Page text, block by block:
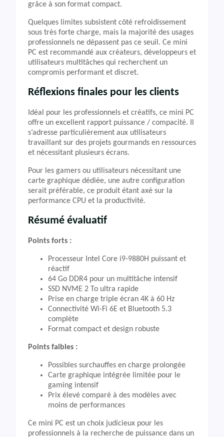
grâce à son format compact.
Quelques limites subsistent côté refroidissement
sous très forte charge, mais la majorité des usages
professionnels ne dépassent pas ce seuil. Ce mini
PC est recommandé aux créateurs, développeurs et
utilisateurs multitâches qui recherchent un
compromis performant et discret.
Réflexions finales pour les clients
Idéal pour les professionnels et créatifs, ce mini PC
offre un excellent rapport puissance / compacité. Il
s’adresse particulièrement aux utilisateurs
travaillant sur des projets gourmands en ressources
et nécessitant plusieurs écrans.
Pour les gamers ou utilisateurs nécessitant une
carte graphique dédiée, une autre configuration
serait préférable, ce produit étant axé sur la
performance CPU et la productivité.
Résumé évaluatif
Points forts :
Processeur Intel Core i9-9880H puissant et
réactif
64 Go DDR4 pour un multitâche intensif
SSD NVME 2 To ultra rapide
Prise en charge triple écran 4K à 60 Hz
Connectivité Wi-Fi 6E et Bluetooth 5.3
complète
Format compact et design robuste
Points faibles :
Possibles surchauffes en charge prolongée
Carte graphique intégrée limitée pour le
gaming intensif
Prix élevé comparé à des modèles avec
moins de performances
Ce mini PC est un choix judicieux pour les
professionnels à la recherche de puissance dans un